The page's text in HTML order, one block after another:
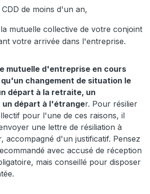
de moins d'un an,
mutuelle collective de votre conjoint
votre arrivée dans l'entreprise.
mutuelle d'entreprise en cours
changement de situation le
départ à la retraite, un
un départ à l'étranger. Pour résilier
pour l'une de ces raisons, il
une lettre de résiliation à
accompagné d'un justificatif. Pensez
avec accusé de réception
mais conseillé pour disposer